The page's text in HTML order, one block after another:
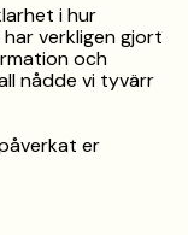
i hur
verkligen gjort
och
nådde vi tyvärr
er